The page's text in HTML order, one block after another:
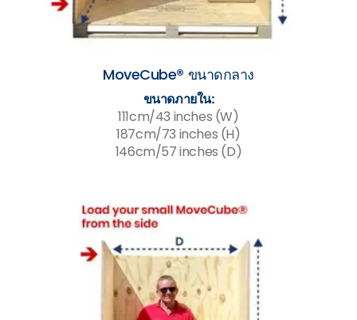
MoveCube® ขนาดกลาง
ขนาดภายใน:
111cm/43 inches (W)
187cm/73 inches (H)
146cm/57 inches (D)